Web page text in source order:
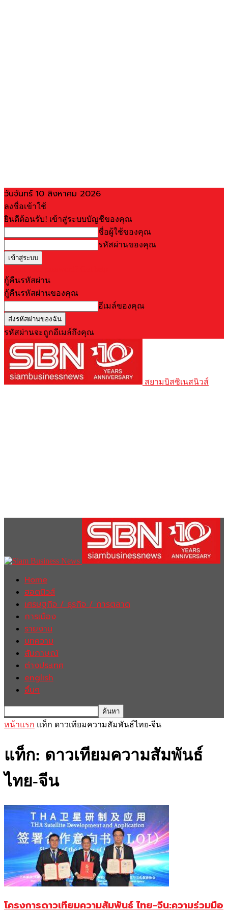
วันจันทร์ 10 สิงหาคม 2026
ลงชื่อเข้าใช้
ยินดีต้อนรับ! เข้าสู่ระบบบัญชีของคุณ
ชื่อผู้ใช้ของคุณ
รหัสผ่านของคุณ
กู้คืนรหัสผ่าน
กู้คืนรหัสผ่านของคุณ
อีเมล์ของคุณ
รหัสผ่านจะถูกอีเมล์ถึงคุณ
สยามบิสซิเนสนิวส์
Home
ฮอตนิวส์
เศรษฐกิจ / ธุรกิจ / การตลาด
การเมือง
รายงาน
บทความ
สัมภาษณ์
ต่างประเทศ
english
อื่นๆ
หน้าแรก แท็ก ดาวเทียมความสัมพันธ์ไทย-จีน
แท็ก: ดาวเทียมความสัมพันธ์
ไทย-จีน
โครงการดาวเทียมความสัมพันธ์ ไทย-จีน:ความร่วมมือ